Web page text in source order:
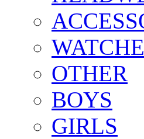
OTHER
BOYS
GIRLS